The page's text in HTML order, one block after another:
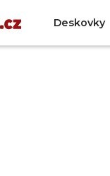
Deskovky